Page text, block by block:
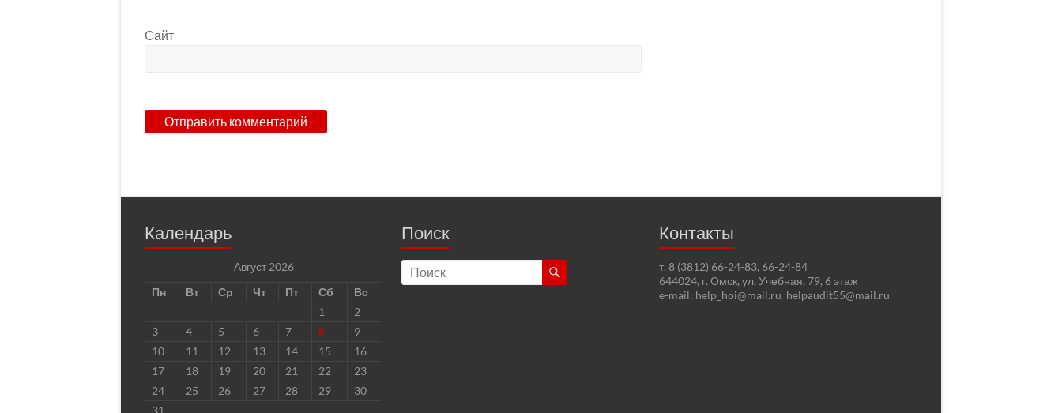
Сайт
Календарь
Август 2026
Пн
Вт Ср Чт Пт Сб
Вс
1
2
3
4 5 6 7 8
9
10
11 12 13 14 15
16
17
18 19 20 21 22
23
24
25 26 27 28 29
30
31
Поиск Контакты
т. 8 (3812) 66-24-83, 66-24-84
644024, г. Омск, ул. Учебная, 79, 6 этаж
e-mail: help_hoi@mail.ru helpaudit55@mail.ru